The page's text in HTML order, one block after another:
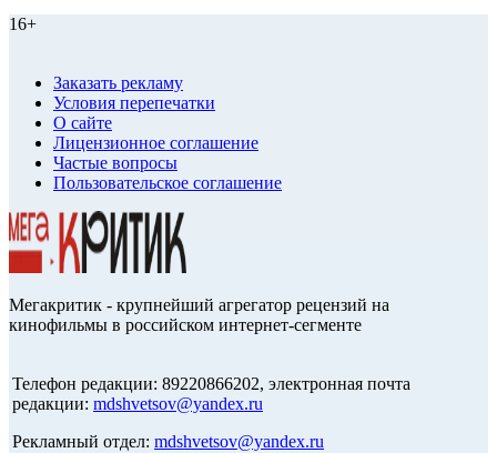
16+
Заказать рекламу
Условия перепечатки
О сайте
Лицензионное соглашение
Частые вопросы
Пользовательское соглашение
Мегакритик - крупнейший агрегатор рецензий на
кинофильмы в российском интернет-сегменте
Телефон редакции: 89220866202, электронная почта
редакции: mdshvetsov@yandex.ru
Рекламный отдел: mdshvetsov@yandex.ru